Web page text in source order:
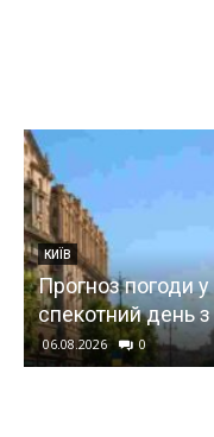
на 6 серпня:
небом